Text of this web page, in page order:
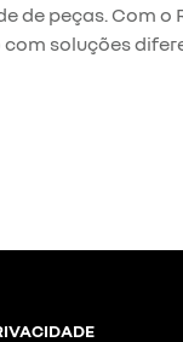
de peças. Com o
soluções